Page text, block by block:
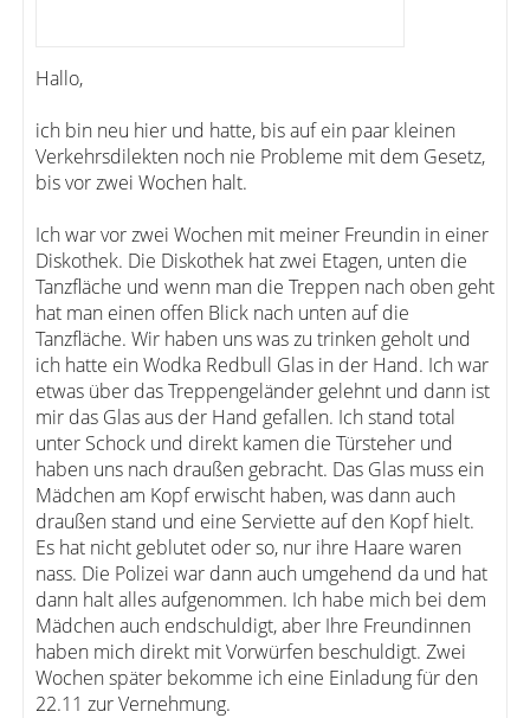
Hallo,
ich bin neu hier und hatte, bis auf ein paar kleinen
Verkehrsdilekten noch nie Probleme mit dem Gesetz,
bis vor zwei Wochen halt.
Ich war vor zwei Wochen mit meiner Freundin in einer
Diskothek. Die Diskothek hat zwei Etagen, unten die
Tanzfläche und wenn man die Treppen nach oben geht
hat man einen offen Blick nach unten auf die
Tanzfläche. Wir haben uns was zu trinken geholt und
ich hatte ein Wodka Redbull Glas in der Hand. Ich war
etwas über das Treppengeländer gelehnt und dann ist
mir das Glas aus der Hand gefallen. Ich stand total
unter Schock und direkt kamen die Türsteher und
haben uns nach draußen gebracht. Das Glas muss ein
Mädchen am Kopf erwischt haben, was dann auch
draußen stand und eine Serviette auf den Kopf hielt.
Es hat nicht geblutet oder so, nur ihre Haare waren
nass. Die Polizei war dann auch umgehend da und hat
dann halt alles aufgenommen. Ich habe mich bei dem
Mädchen auch endschuldigt, aber Ihre Freundinnen
haben mich direkt mit Vorwürfen beschuldigt. Zwei
Wochen später bekomme ich eine Einladung für den
22.11 zur Vernehmung.